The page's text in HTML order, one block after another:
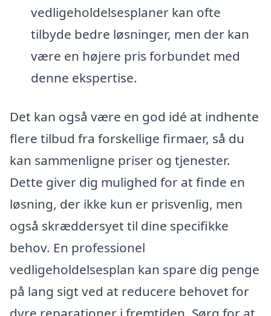
vedligeholdelsesplaner kan ofte
tilbyde bedre løsninger, men der kan
være en højere pris forbundet med
denne ekspertise.
Det kan også være en god idé at indhente
flere tilbud fra forskellige firmaer, så du
kan sammenligne priser og tjenester.
Dette giver dig mulighed for at finde en
løsning, der ikke kun er prisvenlig, men
også skræddersyet til dine specifikke
behov. En professionel
vedligeholdelsesplan kan spare dig penge
på lang sigt ved at reducere behovet for